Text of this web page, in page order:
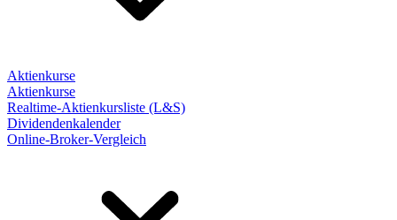
Aktienkurse
Aktienkurse
Realtime-Aktienkursliste (L&S)
Dividendenkalender
Online-Broker-Vergleich